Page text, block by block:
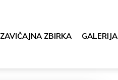
ZAVIČAJNA ZBIRKA GALERIJA